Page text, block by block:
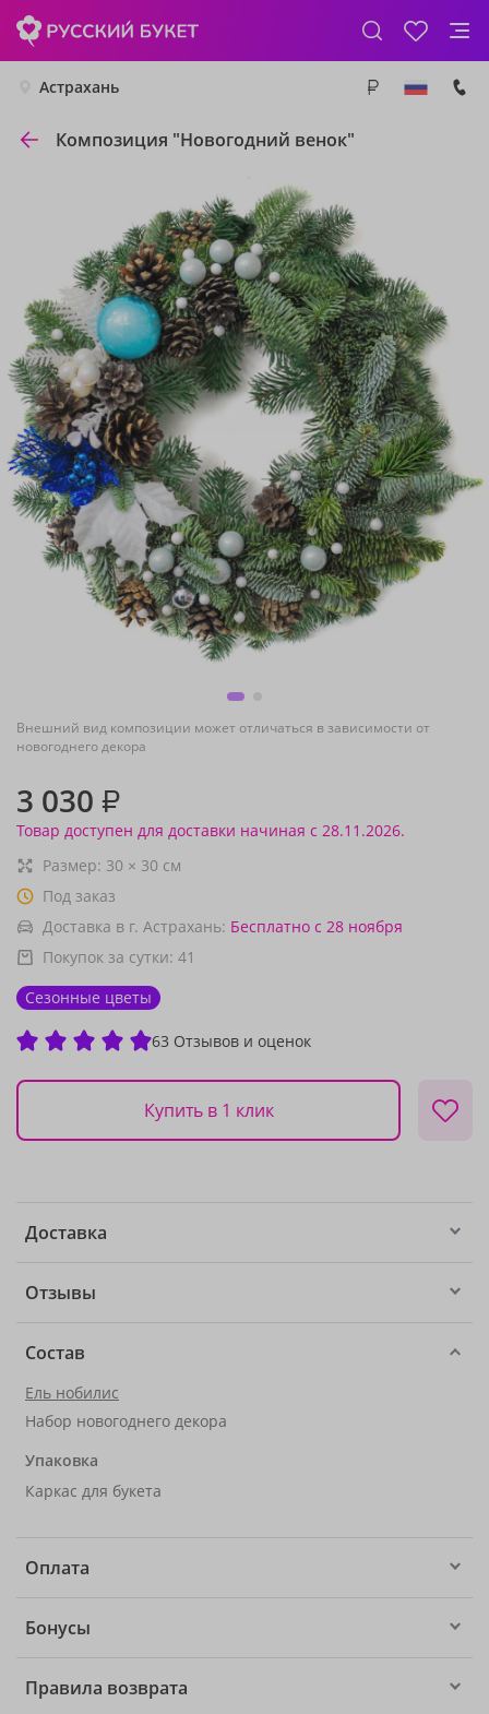
Астрахань
Композиция "Новогодний венок"
Внешний вид композиции может отличаться в зависимости от
новогоднего декора
3 030 ₽
Товар доступен для доставки начиная с 28.11.2026.
Размер: 30 × 30 см
Под заказ
Доставка в г. Астрахань: Бесплатно с 28 ноября
Покупок за сутки: 41
Сезонные цветы
63 Отзывов и оценок
Купить в 1 клик
Доставка
Отзывы
Состав
Ель нобилис
Набор новогоднего декора
Упаковка
Каркас для букета
Оплата
Бонусы
Правила возврата